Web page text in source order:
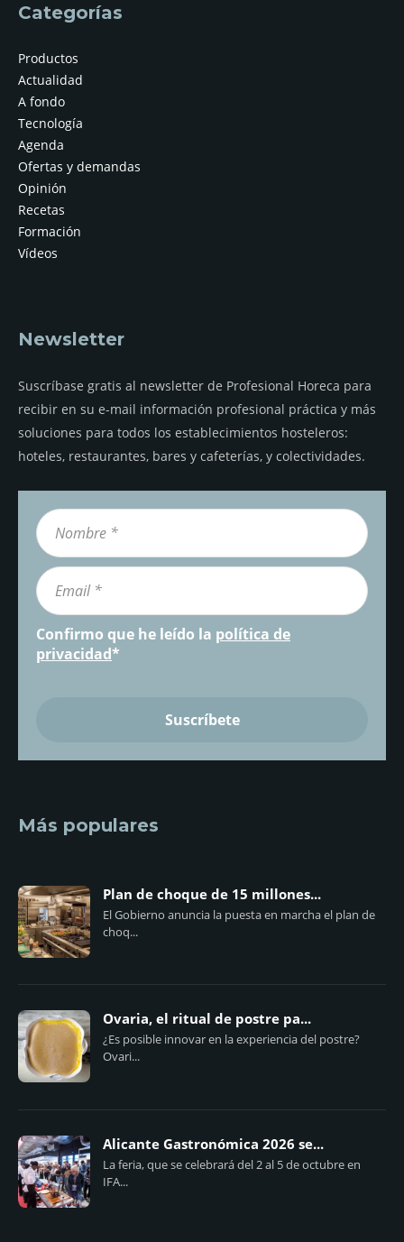
Categorías
Productos
Actualidad
A fondo
Tecnología
Agenda
Ofertas y demandas
Opinión
Recetas
Formación
Vídeos
Newsletter
Suscríbase gratis al newsletter de Profesional Horeca para
recibir en su e-mail información profesional práctica y más
soluciones para todos los establecimientos hosteleros:
hoteles, restaurantes, bares y cafeterías, y colectividades.
Confirmo que he leído la política de
privacidad*
Más populares
Plan de choque de 15 millones...
El Gobierno anuncia la puesta en marcha el plan de
choq...
Ovaria, el ritual de postre pa...
¿Es posible innovar en la experiencia del postre?
Ovari...
Alicante Gastronómica 2026 se...
La feria, que se celebrará del 2 al 5 de octubre en
IFA...